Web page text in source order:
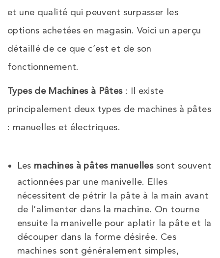
et une qualité qui peuvent surpasser les
options achetées en magasin. Voici un aperçu
détaillé de ce que c’est et de son
fonctionnement.
Types de Machines à Pâtes: Il existe
principalement deux types de machines à pâtes
: manuelles et électriques.
Les machines à pâtes manuellessont souvent
actionnées par une manivelle. Elles
nécessitent de pétrir la pâte à la main avant
de l’alimenter dans la machine. On tourne
ensuite la manivelle pour aplatir la pâte et la
découper dans la forme désirée. Ces
machines sont généralement simples,